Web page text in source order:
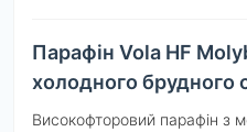
Парафін Vola HF
холодного брудного
Високофторовий парафін з